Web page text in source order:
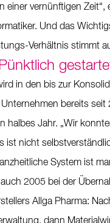
einer vernünftigen Zeit“,
Und das
Verhältnis stimmt
Pünktlich
in den bis zur
bereits seit
halbes Jahr. „Wir
ist nicht
System ist
2005 bei der
Allga Pharma: